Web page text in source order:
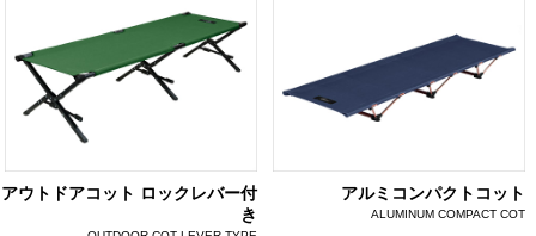
アウトドアコット ロックレバー付
き
アルミコンパクトコット
ALUMINUM COMPACT COT